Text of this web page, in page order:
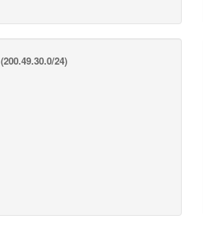
(200.49.30.0/24)